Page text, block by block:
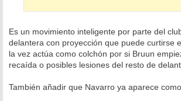
Es un movimiento inteligente por parte del
delantera con proyección que puede curtirse
la vez actúa como colchón por si Bruun
recaída o posibles lesiones del resto de
También añadir que Navarro ya aparece